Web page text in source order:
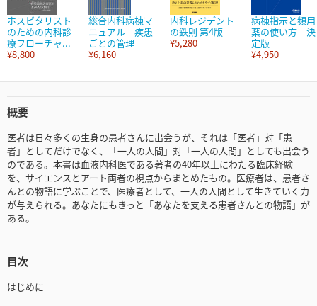
ホスピタリスト
のための内科診
療フローチャ...
¥8,800
総合内科病棟マ
ニュアル 疾患
ごとの管理
¥6,160
内科レジデント
の鉄則 第4版
¥5,280
病棟指示と頻用
薬の使い方 決
定版
¥4,950
概要
医者は日々多くの生身の患者さんに出会うが、それは「医者」対「患
者」としてだけでなく、「一人の人間」対「一人の人間」としても出会う
のである。本書は血液内科医である著者の40年以上にわたる臨床経験
を、サイエンスとアート両者の視点からまとめたもの。医療者は、患者さ
んとの物語に学ぶことで、医療者として、一人の人間として生きていく力
が与えられる。あなたにもきっと「あなたを支える患者さんとの物語」が
ある。
目次
はじめに